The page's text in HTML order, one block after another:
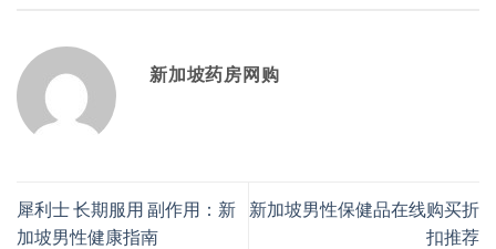
新加坡药房网购
犀利士 长期服用 副作用：新
加坡男性健康指南
新加坡男性保健品在线购买折
扣推荐